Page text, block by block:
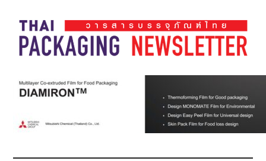
main
content
secondary
menu
primary
sidebar
footer
Thai
Pack
Magazine
Pack